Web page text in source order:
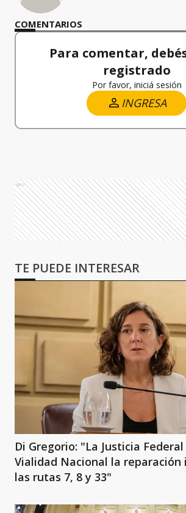
COMENTARIOS
Para comentar,
registrado
Por favor, iniciá sesión
INGRESA
Ads
TE PUEDE INTERESAR
Di Gregorio: "La Justicia
Vialidad Nacional la reparación
las rutas 7, 8 y 33"